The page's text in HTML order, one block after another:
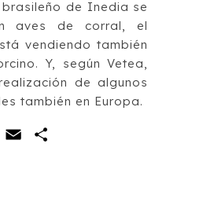
brasileño de Inedia se
aves de corral, el
vendiendo también
Y, según Vetea,
de algunos
también en Europa.
WhatsApp
Email